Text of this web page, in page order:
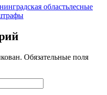
областьлесные
Обязательные поля